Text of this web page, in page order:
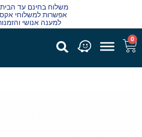
משלוח בחינם עד הבית
אפשרות למשלוחי
למענה אנושי והזמנות 04-
0